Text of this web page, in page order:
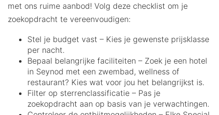
met ons ruime aanbod! Volg deze checklist om je
zoekopdracht te vereenvoudigen:
Stel je budget vast – Kies je gewenste prijsklasse
per nacht.
Bepaal belangrijke faciliteiten – Zoek je een hotel
in Seynod met een zwembad, wellness of
restaurant? Kies wat voor jou het belangrijkst is.
Filter op sterrenclassificatie – Pas je
zoekopdracht aan op basis van je verwachtingen.